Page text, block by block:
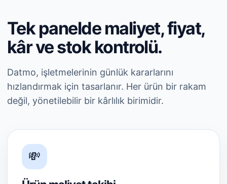
Tek panelde maliyet, fiyat,
kâr ve stok kontrolü.
Datmo, işletmelerinin günlük kararlarını
hızlandırmak için tasarlanır. Her ürün bir rakam
değil, yönetilebilir bir kârlılık birimidir.
💸